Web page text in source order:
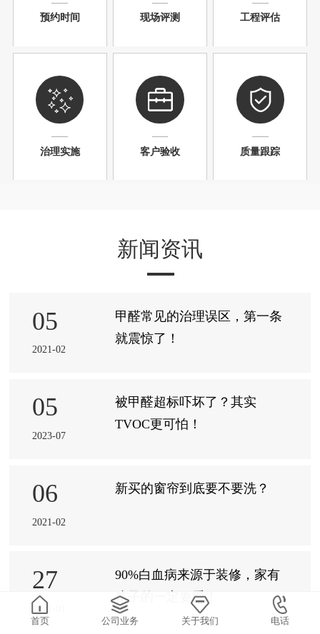
预约时间 现场评测 工程评估
治理实施 客户验收 质量跟踪
新闻资讯
05
2021-02
甲醛常见的治理误区，第一条
就震惊了！
05
2023-07
被甲醛超标吓坏了？其实
TVOC更可怕！
06
2021-02
新买的窗帘到底要不要洗？
27
2021-01
90%白血病来源于装修，家有
孩子的一定要看！
首页 公司业务 关于我们 电话